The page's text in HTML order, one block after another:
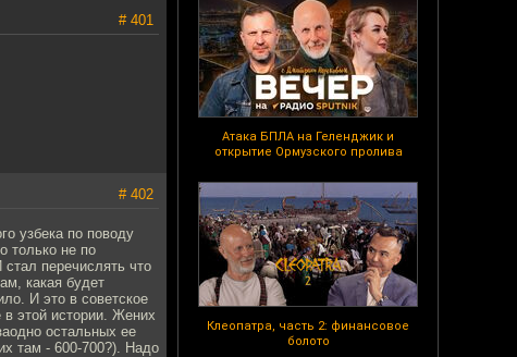
Атака БПЛА на Геленджик и
открытие Ормузского пролива
Клеопатра, часть 2: финансовое
болото
# 401
# 402
узбека по поводу
только не по
перечислять что
какая будет
И это в советское
этой истории. Жених
остальных ее
там - 600-700?). Надо